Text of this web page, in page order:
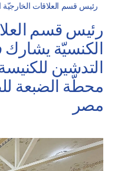
رئيس قسم العلاقات
رئيس قسم
الكنسيّة
التدشين
محطّة الضبعة
مصر